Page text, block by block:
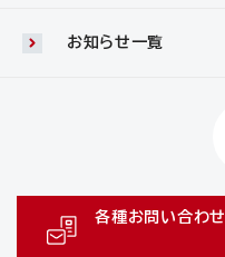
お知らせ一覧
各種お問い合わせ